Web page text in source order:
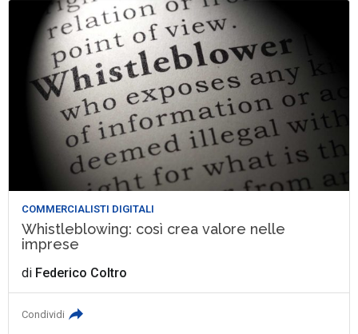
COMMERCIALISTI DIGITALI
Whistleblowing: così crea valore nelle
imprese
di Federico Coltro
Condividi